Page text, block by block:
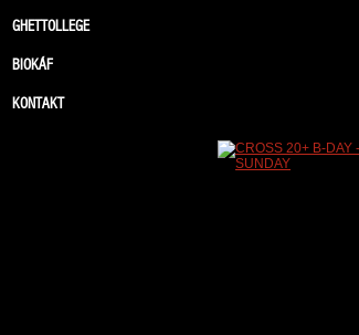
GHETTOLLEGE
BIOKÁF
KONTAKT